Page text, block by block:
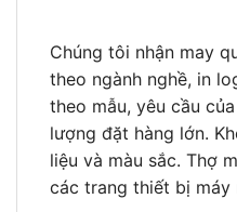
Chúng tôi nhận may
theo ngành nghề, in
theo mẫu, yêu cầu
lượng đặt hàng lớn.
liệu và màu sắc. Thợ
các trang thiết bị máy